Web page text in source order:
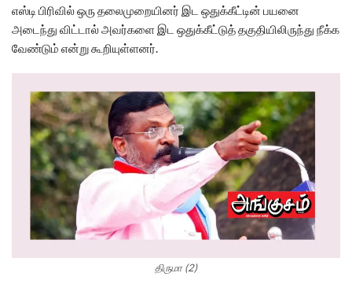
எஸ்டி பிரிவில் ஒரு தலைமுறையினர் இட ஒதுக்கீட்டின் பயனை
அடைந்து விட்டால் அவர்களை இட ஒதுக்கீட்டுத் தகுதியிலிருந்து நீக்க
வேண்டும் என்று கூறியுள்ளனர்.
திருமா (2)